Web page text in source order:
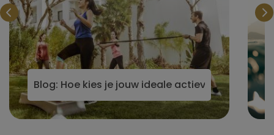
Blog: Hoe kies je jouw ideale actieve